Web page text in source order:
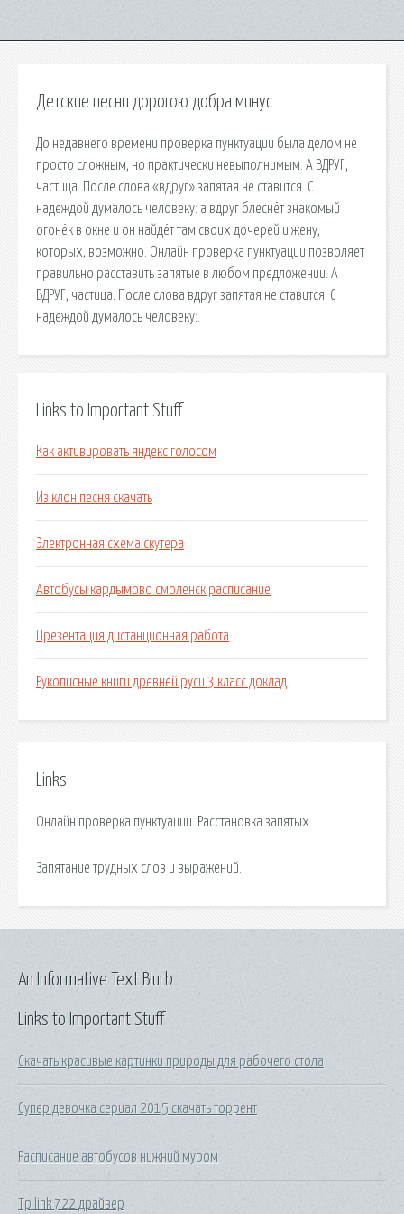
Детские песни дорогою добра минус
До недавнего времени проверка пунктуации была делом не
просто сложным, но практически невыполнимым. А ВДРУГ,
частица. После слова «вдруг» запятая не ставится. С
надеждой думалось человеку: а вдруг блеснёт знакомый
огонёк в окне и он найдёт там своих дочерей и жену,
которых, возможно. Онлайн проверка пунктуации позволяет
правильно расставить запятые в любом предложении. А
ВДРУГ, частица. После слова вдруг запятая не ставится. С
надеждой думалось человеку:.
Links to Important Stuff
Как активировать яндекс голосом
Из клон песня скачать
Электронная схема скутера
Автобусы кардымово смоленск расписание
Презентация дистанционная работа
Рукописные книги древней руси 3 класс доклад
Links
Онлайн проверка пунктуации. Расстановка запятых.
Запятание трудных слов и выражений.
Links to Important Stuff
Скачать красивые картинки природы для рабочего стола
Супер девочка сериал 2015 скачать торрент
Расписание автобусов нижний муром
Tp link 722 драйвер
An Informative Text Blurb